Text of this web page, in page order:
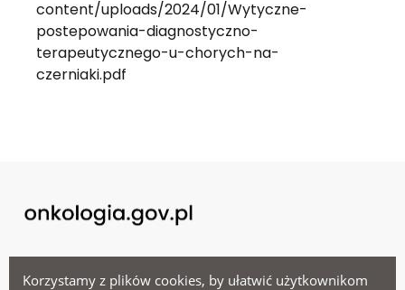
Korzystamy z plików cookies, by ułatwić użytkownikom
content/uploads/2024/01/Wytyczne-
postepowania-diagnostyczno-
terapeutycznego-u-chorych-na-
czerniaki.pdf
Menu